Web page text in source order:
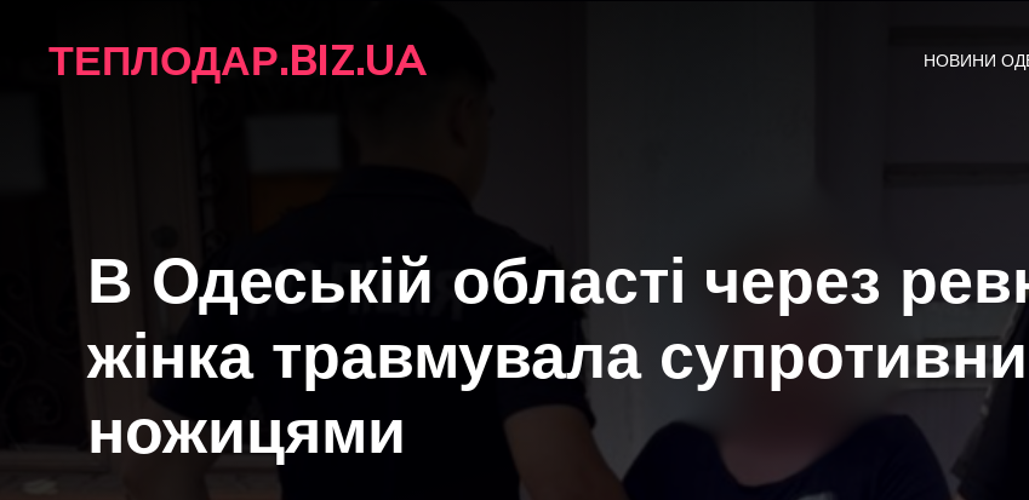
ТЕПЛОДАР.BIZ.UA НОВИНИ
В Одеській області через
жінка травмувала
ножицями